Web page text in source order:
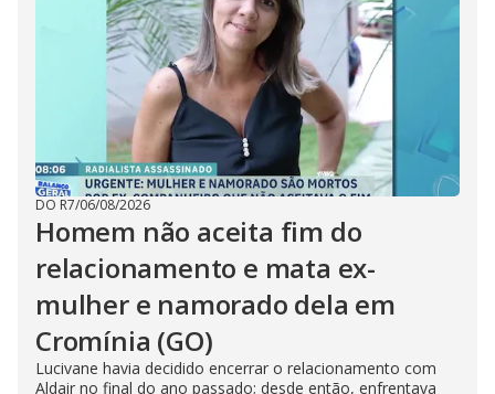
DO R7/06/08/2026
Homem não aceita fim do
relacionamento e mata ex-
mulher e namorado dela em
Cromínia (GO)
Lucivane havia decidido encerrar o relacionamento com
Aldair no final do ano passado; desde então, enfrentava